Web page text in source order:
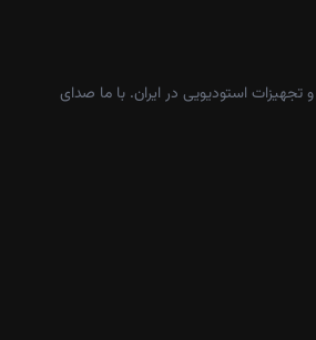
استودیویی در ایران. با ما صدای